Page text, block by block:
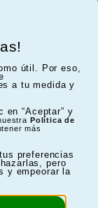
útil. Por eso,
a tu medida y
“Aceptar” y
Política de
más
preferencias
pero
y empeorar la
FILTRAR